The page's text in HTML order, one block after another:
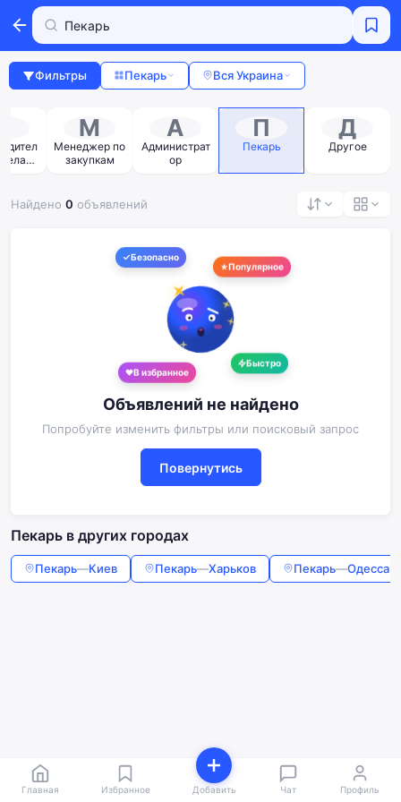
Фильтры Пекарь Вся Украина
М
Менеджер по
закупкам
А
Администрат
ор
П
Пекарь
Д
Другое
Найдено 0 объявлений
Безопасно
Популярное
Быстро
В избранное
Объявлений не найдено
Попробуйте изменить фильтры или поисковый запрос
Повернутись
Пекарь в других городах
Пекарь—Киев Пекарь—Харьков Пекарь—Одесса
Главная Избранное Добавить Чат Профиль